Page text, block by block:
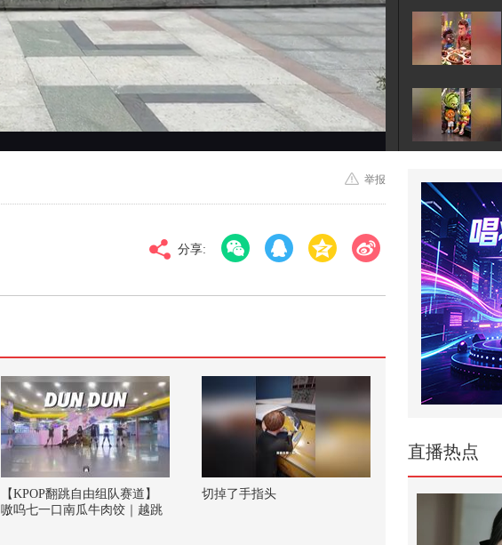
高清 倍速
对比度 100
举报
分享:
直播热点
【KPOP翻跳自由组队赛道】
嗷呜七一口南瓜牛肉饺｜越跳
切掉了手指头